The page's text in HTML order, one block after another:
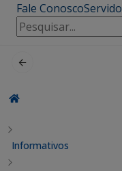
Fale Conosco
Pesquisar
por:
Informativos